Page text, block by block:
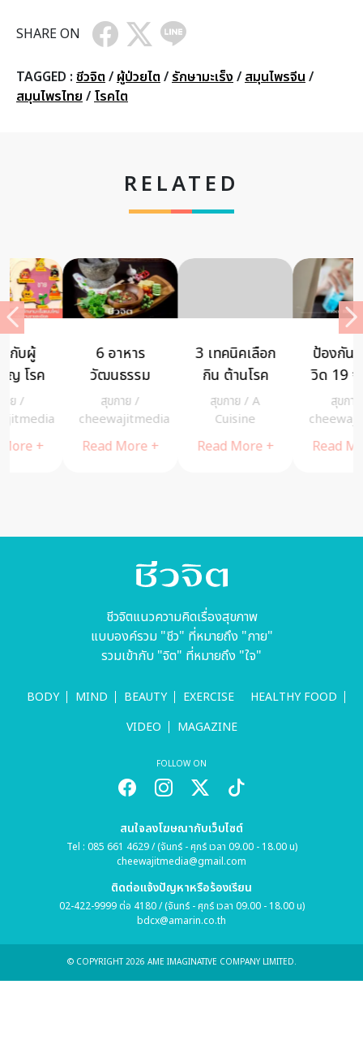
SHARE ON
TAGGED : ชีวจิต / ผู้ป่วยไต / รักษามะเร็ง / สมุนไพรจีน /
สมุนไพรไทย / โรคไต
RELATED
3 เทคนิคเลือก
กิน ต้านโรค
เพื่อผู้สูงอายุ
Cuisine
Read More +
ป้องกันโรคโค
วิด 19 จำง่าย
แค่ 10 ข้อ ขอ
ให้ทำทันทีเมื่อ
กลับถึงบ้าน
cheewajitmedia
Read More +
เตือนภัย 6
สารเคมีใกล้ตัว
Cuisine
Read More +
ชีวจิตแนวความคิดเรื่องสุขภาพ
แบบองค์รวม "ชีว" ที่หมายถึง "กาย"
รวมเข้ากับ "จิต" ที่หมายถึง "ใจ"
BODY MIND BEAUTY EXERCISE
HEALTHY FOOD
VIDEO
MAGAZINE
FOLLOW ON
สนใจลงโฆษณากับเว็บไซต์
Tel : 085 661 4629 / (จันทร์ - ศุกร์ เวลา 09.00 - 18.00 น)
cheewajitmedia@gmail.com
ติดต่อแจ้งปัญหาหรือร้องเรียน
02-422-9999 ต่อ 4180 / (จันทร์ - ศุกร์ เวลา 09.00 - 18.00 น)
bdcx@amarin.co.th
© COPYRIGHT 2026 AME IMAGINATIVE COMPANY LIMITED.